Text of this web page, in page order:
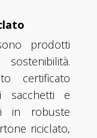
prodotti
certificato
sacchetti e
in robuste
riciclato,